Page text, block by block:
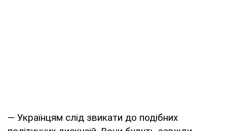
— Українцям слід звикати до подібних